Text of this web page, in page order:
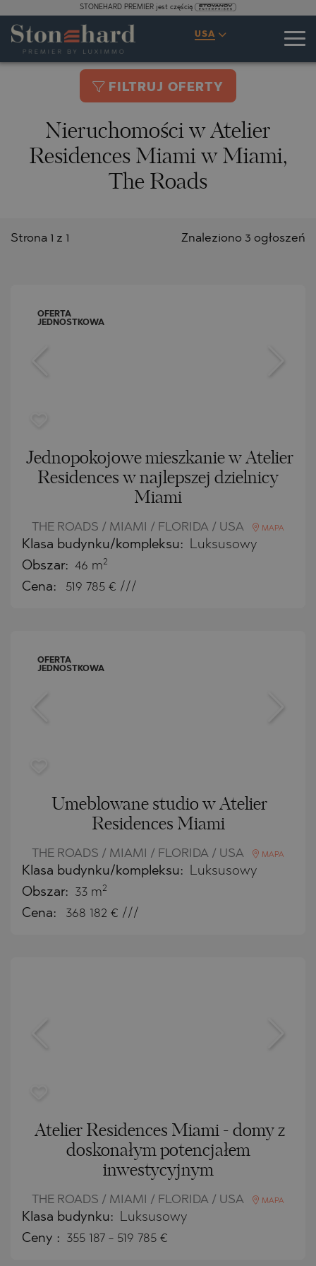
STONEHARD PREMIER jest częścią
USA
FILTRUJ OFERTY
Nieruchomości w Atelier
Residences Miami w Miami,
The Roads
Znaleziono 3 ogłoszeń
Strona 1 z 1
OFERTA
JEDNOSTKOWA
Jednopokojowe mieszkanie w Atelier
Residences w najlepszej dzielnicy
Miami
THE ROADS / MIAMI / FLORIDA / USA MAPA
Klasa budynku/kompleksu: Luksusowy
Obszar: 46 m2
Cena: 519 785 € ///
OFERTA
JEDNOSTKOWA
Umeblowane studio w Atelier
Residences Miami
THE ROADS / MIAMI / FLORIDA / USA MAPA
Klasa budynku/kompleksu: Luksusowy
Obszar: 33 m2
Cena: 368 182 € ///
Atelier Residences Miami - domy z
doskonałym potencjałem
inwestycyjnym
THE ROADS / MIAMI / FLORIDA / USA MAPA
Klasa budynku: Luksusowy
Ceny : 355 187 - 519 785 €